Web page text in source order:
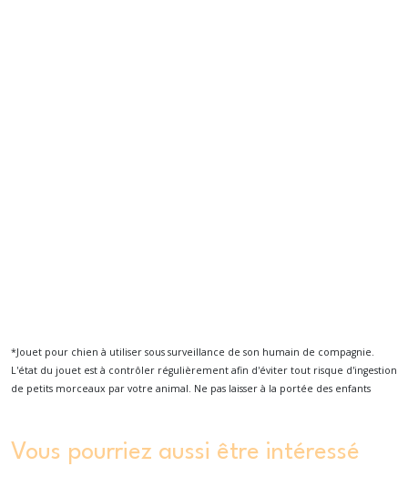
*Jouet pour chien à utiliser sous surveillance de son humain de compagnie.
L'état du jouet est à contrôler régulièrement afin d'éviter tout risque d'ingestion
de petits morceaux par votre animal. Ne pas laisser à la portée des enfants
Vous pourriez aussi être intéressé